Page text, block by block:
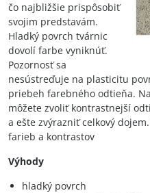
čo najbližšie prispôsobiť
svojim predstavám.
Hladký povrch tvárnic
dovolí farbe vyniknúť.
Pozornosť sa
nesústreďuje na plasticitu
priebeh farebného odtieňa.
môžete zvoliť kontrastnejší
a ešte zvýrazniť celkový
farieb a kontrastov
Výhody
hladký povrch